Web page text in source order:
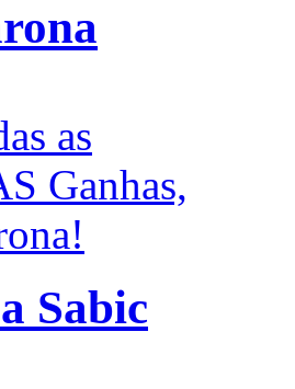
as
Ganhas,
Sabic